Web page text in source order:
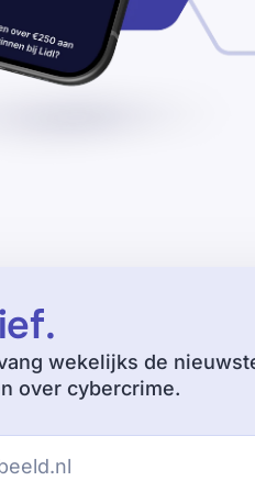
.
wekelijks de
over cybercrime.